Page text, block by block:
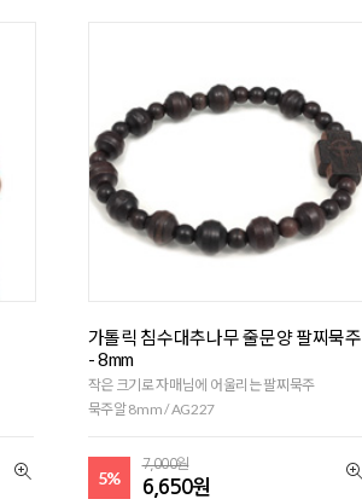
가톨릭 침수대추나무 줄문양 팔찌묵주
- 8mm
작은 크기로 자매님에 어울리는 팔찌묵주
묵주알 8mm / AG227
5%
7,000원
6,650원